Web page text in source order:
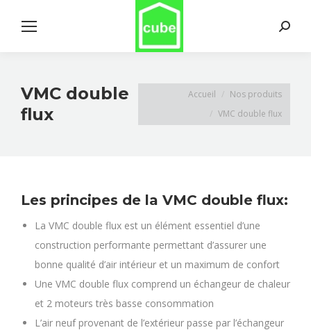
Search:
VMC double
flux
Vous êtes ici :Accueil
Nos produits
VMC double flux
Les principes de la VMC double flux:
La VMC double flux est un élément essentiel d’une
construction performante permettant d’assurer une
bonne qualité d’air intérieur et un maximum de confort
Une VMC double flux comprend un échangeur de chaleur
et 2 moteurs très basse consommation
L’air neuf provenant de l’extérieur passe par l’échangeur